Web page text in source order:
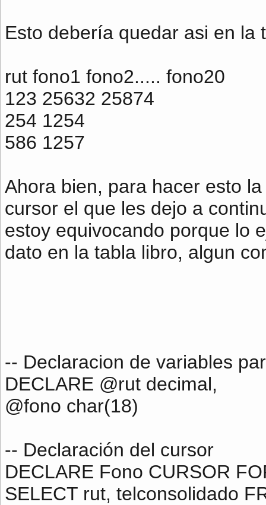
Esto debería quedar asi en la
rut fono1 fono2..... fono20
123 25632 25874
254 1254
586 1257
Ahora bien, para hacer esto
cursor el que les dejo a
estoy equivocando porque lo
dato en la tabla libro, algun
-- Declaracion de variables
DECLARE @rut decimal,
@fono char(18)
-- Declaración del cursor
DECLARE Fono CURSOR
SELECT rut, telconsolidado